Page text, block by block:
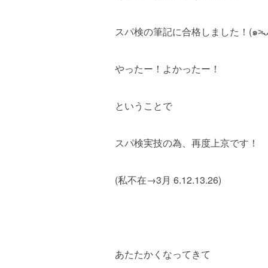
やったー！よかったー！
ということで
スパ検実技の為、再度上京です！
(私不在→3月 6.12.13.26)
あたたかくなってきて